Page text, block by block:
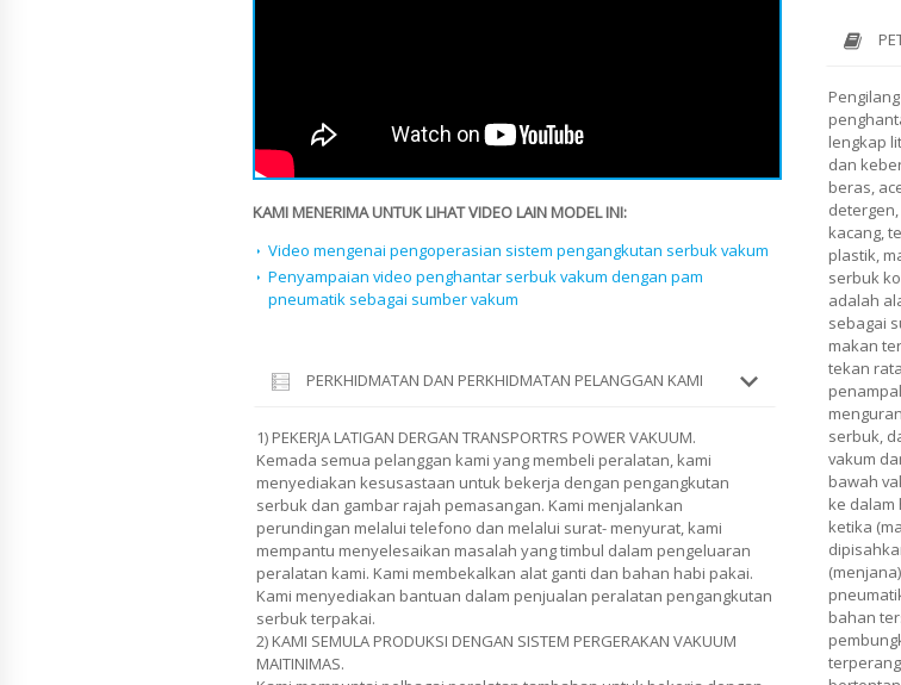
KAMI MENERIMA UNTUK LIHAT VIDEO LAIN MODEL INI:
Video mengenai pengoperasian sistem pengangkutan serbuk vakum
Penyampaian video penghantar serbuk vakum dengan pam
pneumatik sebagai sumber vakum
PERKHIDMATAN DAN PERKHIDMATAN PELANGGAN KAMI
1) PEKERJA LATIGAN DERGAN TRANSPORTRS POWER VAKUUM.
Kemada semua pelanggan kami yang membeli peralatan, kami
menyediakan kesusastaan untuk bekerja dengan pengangkutan
serbuk dan gambar rajah pemasangan. Kami menjalankan
perundingan melalui telefono dan melalui surat- menyurat, kami
mempantu menyelesaikan masalah yang timbul dalam pengeluaran
peralatan kami. Kami membekalkan alat ganti dan bahan habi pakai.
Kami menyediakan bantuan dalam penjualan peralatan pengangkutan
serbuk terpakai.
2) KAMI SEMULA PRODUKSI DENGAN SISTEM PERGERAKAN VAKUUM
MAITINIMAS.
lengkap
dan
beras,
kacang,
plastik,
serbuk
adalah
sebagai
makan
tekan
serbuk,
vakum
bawah
ke dalam
ketika
bahan